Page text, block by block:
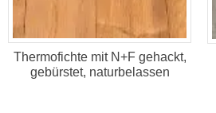
Thermofichte mit N+F gehackt,
gebürstet, naturbelassen